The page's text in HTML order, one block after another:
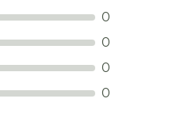
0
0
0
0